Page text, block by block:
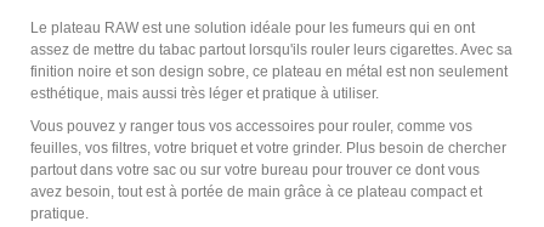
Le plateau RAW est une solution idéale pour les fumeurs qui en ont
assez de mettre du tabac partout lorsqu'ils rouler leurs cigarettes. Avec sa
finition noire et son design sobre, ce plateau en métal est non seulement
esthétique, mais aussi très léger et pratique à utiliser.
Vous pouvez y ranger tous vos accessoires pour rouler, comme vos
feuilles, vos filtres, votre briquet et votre grinder. Plus besoin de chercher
partout dans votre sac ou sur votre bureau pour trouver ce dont vous
avez besoin, tout est à portée de main grâce à ce plateau compact et
pratique.